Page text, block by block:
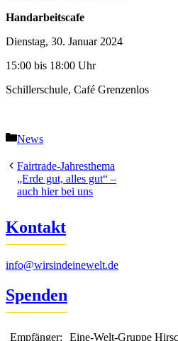
Handarbeitscafe
Dienstag, 30. Januar 2024
15:00 bis 18:00 Uhr
Schillerschule, Café Grenzenlos
Kategorien
News
Fairtrade-Jahresthema
„Erde gut, alles gut“ –
auch hier bei uns
Kontakt
info@wirsindeinewelt.de
Spenden
Empfänger: Eine-Welt-Gruppe